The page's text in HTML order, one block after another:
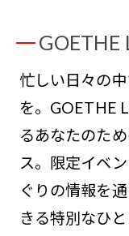
GOETHE
忙しい日々の
を。GOETHE
るあなたのた
ス。限定イベ
ぐりの情報を
きる特別なひ